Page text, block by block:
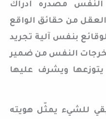
النفس مصدره ادراك
من حقائق الواقع
بنفس آلية تجريد
مخرجات النفس من ضمير
ويشرف عليها
للشيء يمثّل هويته